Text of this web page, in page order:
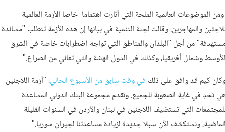
الموضوعات العالمية الملحة التي أثارت اهتماما خاصا الأزمة العالمية
والمهاجرين. وقالت لجنة التنمية في بيانها إن هذه الأزمة تتطلب "مساندة
من أجل "البلدان والمناطق التي تواجه اضطرابات خاصة في الشرق
وشمال أفريقيا، وكذلك في الدول الهشة والتي تعاني من الصراع."
كيم قد وافق على ذلك في وقت سابق من الأسبوع الحالي: "أزمة اللاجئين
تحدٍ في غاية الصعوبة للجميع. وتقدم مجموعة البنك الدولي المساعدة
التي تستضيف اللاجئين في لبنان والأردن في السنوات القليلة
ونستكشف الآن سبلا جديدة لزيادة مساعدتنا لجيران سوريا."